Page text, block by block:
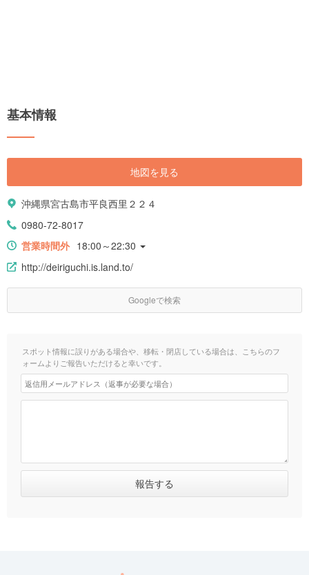
基本情報
地図を見る
沖縄県宮古島市平良西里２２４
0980-72-8017
営業時間外 18:00～22:30
http://deiriguchi.is.land.to/
Googleで検索
スポット情報に誤りがある場合や、移転・閉店している場合は、こちらのフ
ォームよりご報告いただけると幸いです。